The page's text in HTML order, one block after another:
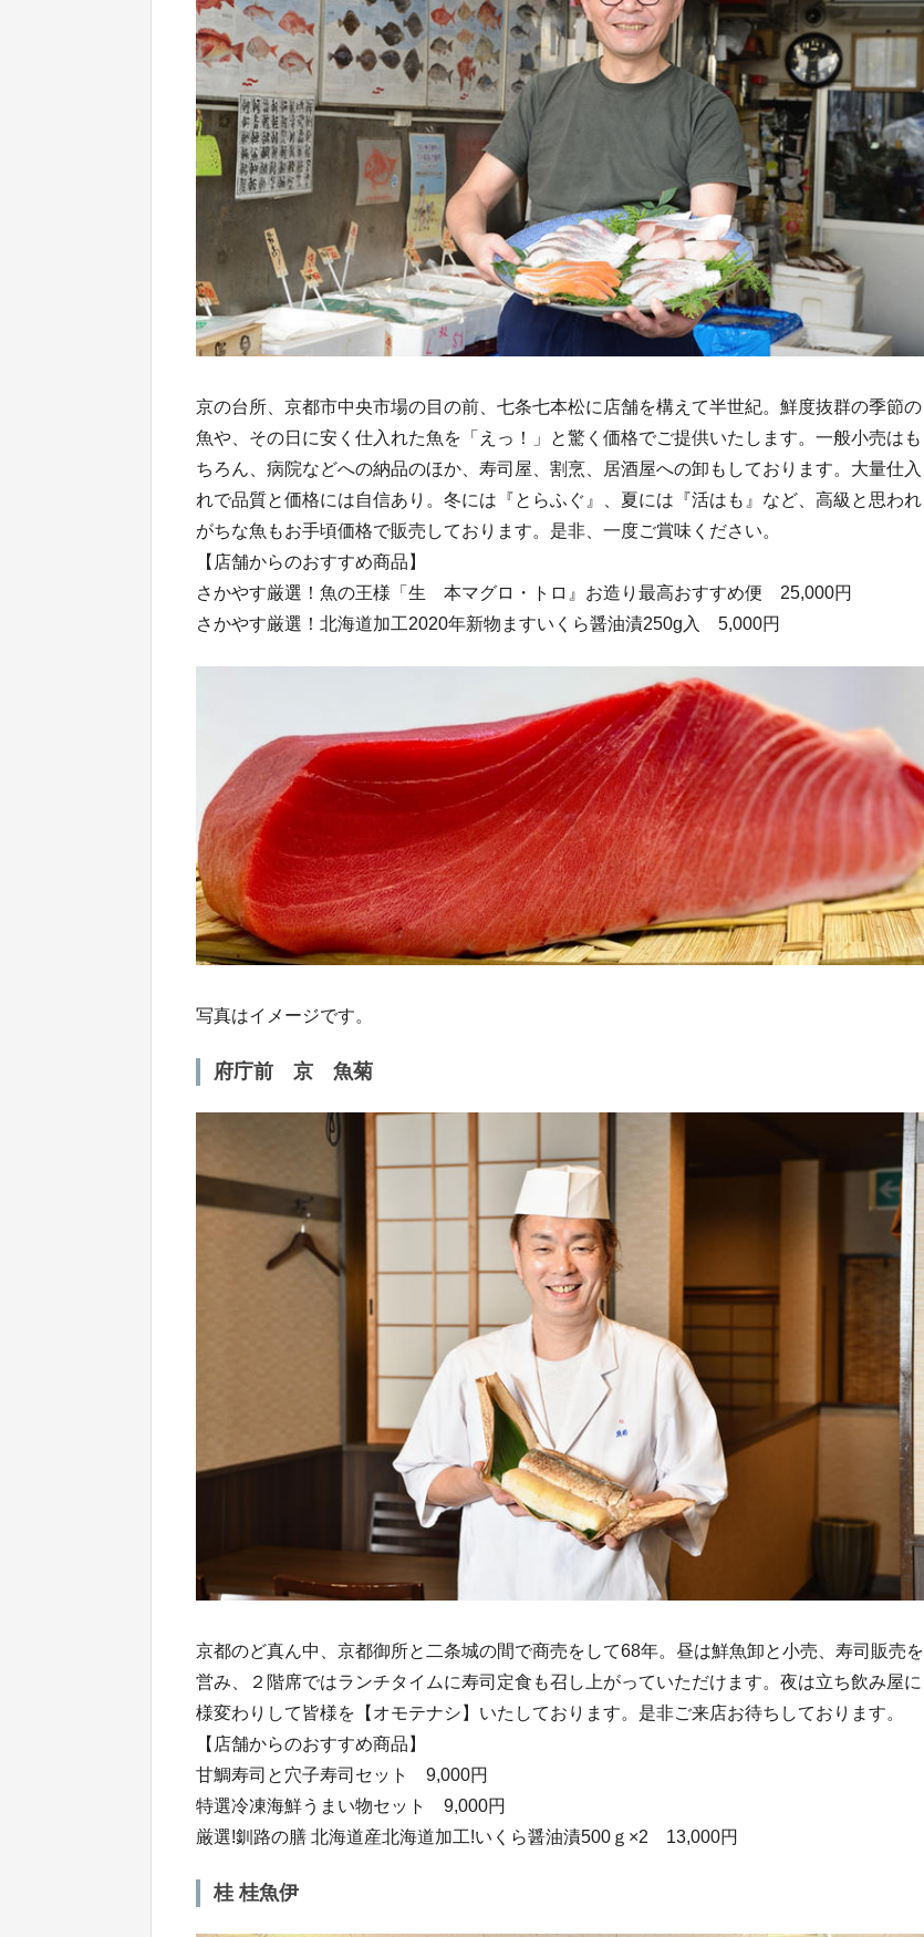
京の台所、京都市中央市場の目の前、七条七本松に店舗を構えて半世紀。鮮度抜群の季節の
魚や、その日に安く仕入れた魚を「えっ！」と驚く価格でご提供いたします。一般小売はも
ちろん、病院などへの納品のほか、寿司屋、割烹、居酒屋への卸もしております。大量仕入
れで品質と価格には自信あり。冬には『とらふぐ』、夏には『活はも』など、高級と思われ
がちな魚もお手頃価格で販売しております。是非、一度ご賞味ください。
【店舗からのおすすめ商品】
さかやす厳選！魚の王様「生 本マグロ・トロ』お造り最高おすすめ便 25,000円
さかやす厳選！北海道加工2020年新物ますいくら醤油漬250g入 5,000円
写真はイメージです。
府庁前 京 魚菊
京都のど真ん中、京都御所と二条城の間で商売をして68年。昼は鮮魚卸と小売、寿司販売を
営み、２階席ではランチタイムに寿司定食も召し上がっていただけます。夜は立ち飲み屋に
様変わりして皆様を【オモテナシ】いたしております。是非ご来店お待ちしております。
【店舗からのおすすめ商品】
甘鯛寿司と穴子寿司セット 9,000円
特選冷凍海鮮うまい物セット 9,000円
厳選!釧路の膳 北海道産北海道加工!いくら醤油漬500ｇ×2 13,000円
桂 桂魚伊